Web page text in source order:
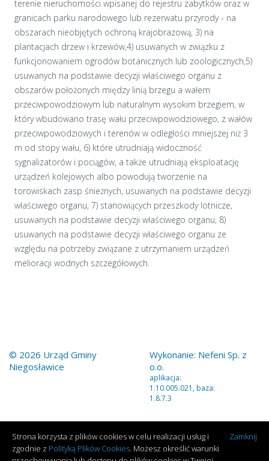
terenie nieruchomości wpisanej do rejestru zabytków oraz w
granicach parku narodowego lub rezerwatu przyrody - na
obszarach nieobjętych ochroną krajobrazową, 3) na
plantacjach drzew i krzewów,4) usuwanych w związku z
funkcjonowaniem ogrodów botanicznych lub zoologicznych,5)
usuwanych na podstawie decyzji właściwego organu z
obszarów położonych między linią brzegu a wałem
przeciwpowodziowym lub naturalnym wysokim brzegiem, w
który wbudowano trasę wału przeciwpowodziowego, z wałów
przeciwpowodziowych i terenów w odległości mniejszej niż 3
m od stopy wału, 6) które utrudniają widoczność
sygnalizatorów i pociągów, a także utrudniają eksploatację
urządzeń kolejowych albo powodują tworzenie na
torowiskach zasp śnieżnych, usuwanych na podstawie decyzji
właściwego organu, 7) stanowiących przeszkody lotnicze,
usuwanych na podstawie decyzji właściwego organu, 8)
usuwanych na podstawie decyzji właściwego organu ze
względu na potrzeby związane z utrzymaniem urządzeń
melioracji wodnych szczegółowych.
© 2026 Urząd Gminy
Niegosławice
Wykonanie: Nefeni Sp. z
o.o.
aplikacja:
1.10.005.021, baza:
1.8.7.3
Strona korzysta z plików cookies w celu realizacji usług i
zgodnie z Polityką Plików Cookies. Możesz określić warunki
Zamknij